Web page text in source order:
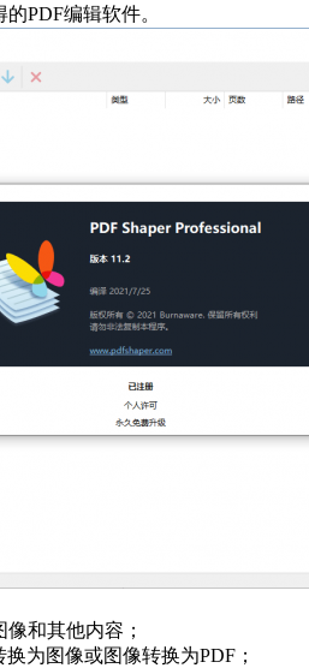
PDF编辑软件。
和其他内容；
为图像或图像转换为PDF；